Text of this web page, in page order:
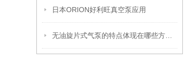
日本ORION好利旺真空泵应用